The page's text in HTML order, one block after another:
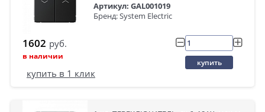
Артикул: GAL001019
Бренд: System Electric
1602 руб.
в наличии
купить
купить в 1 клик